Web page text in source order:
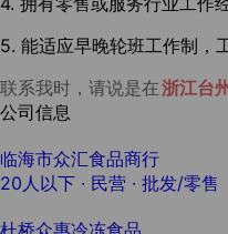
5. 能适应早晚轮班工作制，
联系我时，请说是在浙江台
公司信息
临海市众汇食品商行
20人以下 · 民营 · 批发/零售
杜桥众惠冷冻食品